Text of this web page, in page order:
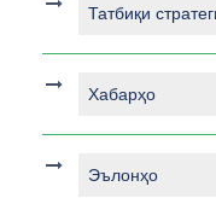
Татбиқи
Хабарҳо
Эълонҳо